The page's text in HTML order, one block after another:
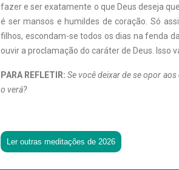
fazer e ser exatamente o que Deus deseja
é ser mansos e humildes de coração. Só
filhos, escondam-se todos os dias na fenda
ouvir a proclamação do caráter de Deus. Isso
PARA REFLETIR:Se você deixar de se opor
o verá?
Ler outras meditações de 2026